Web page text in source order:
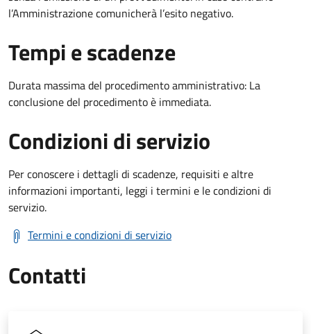
l’Amministrazione comunicherà l’esito negativo.
Tempi e scadenze
Durata massima del procedimento amministrativo: La
conclusione del procedimento è immediata.
Condizioni di servizio
Per conoscere i dettagli di scadenze, requisiti e altre
informazioni importanti, leggi i termini e le condizioni di
servizio.
Termini e condizioni di servizio
Contatti